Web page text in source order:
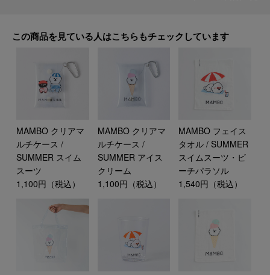
この商品を見ている人はこちらもチェックしています
MAMBO クリアマ
ルチケース /
SUMMER スイム
スーツ
1,100円（税込）
MAMBO クリアマ
ルチケース /
SUMMER アイス
クリーム
1,100円（税込）
MAMBO フェイス
タオル / SUMMER
スイムスーツ・ビ
ーチパラソル
1,540円（税込）